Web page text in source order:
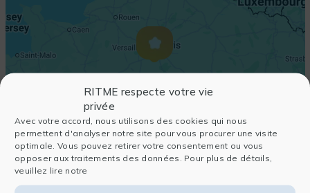
RITME respecte votre vie
privée
Avec votre accord, nous utilisons des cookies qui nous
permettent d'analyser notre site pour vous procurer une visite
optimale. Vous pouvez retirer votre consentement ou vous
opposer aux traitements des données. Pour plus de détails,
veuillez lire notre